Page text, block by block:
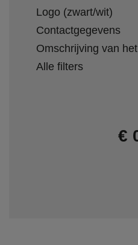
Logo (zwart/wit)
Contactgegevens
Omschrijving van
Alle filters
€